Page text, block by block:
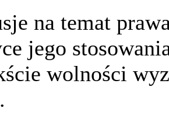
na temat
jego
wolności